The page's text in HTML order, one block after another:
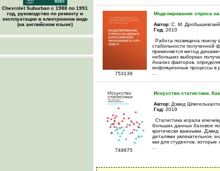
Chevrolet Suburban с 1988 по 1991
год, руководство по ремонту и
эксплуатации в электронном виде
(на английском языке)
753139
Моделирование спроса на
Автор: С. М. Дробышевский
Год: 2010
Работа посвящена поиску
стабильности полученной
применяется метод
небольших выборках
Анализ факторов,
инфляционные процессы в
749875
Искусство статистики.
Автор: Дэвид
Год: 2019
Статистика играла
больших данных базовое
критически важными.
деталями увлекательное
как для студентов, которые